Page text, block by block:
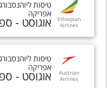
Ethiopian
Airlines
טיסות ל
אפריקה
אוגוסט -
Austrian
Airlines
טיסות ל
אפריקה
אוגוסט -